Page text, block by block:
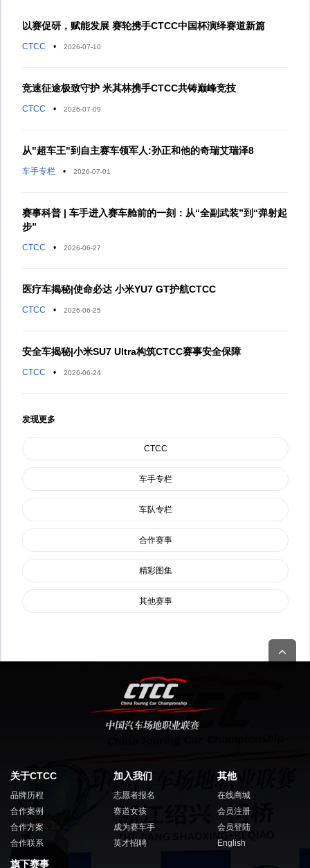
以赛促研，赋能发展 赛轮携手CTCC中国杯演绎赛道新篇
CTCC • 2026-07-10
竞速征途极致守护 米其林携手CTCC共铸巅峰竞技
CTCC • 2026-07-09
从"超车王"到自主赛车领军人:孙正和他的奇瑞艾瑞泽8
车手专栏 • 2026-07-01
赛事科普 | 车手进入赛车舱前的一刻：从“全副武装”到“弹射起
步”
CTCC • 2026-06-27
医疗车揭秘|使命必达 小米YU7 GT护航CTCC
CTCC • 2026-06-25
安全车揭秘|小米SU7 Ultra构筑CTCC赛事安全保障
CTCC • 2026-06-24
发现更多
CTCC
车手专栏
车队专栏
合作赛事
精彩图集
其他赛事
关于CTCC
品牌历程
合作案例
合作方案
合作联系
加入我们
志愿者报名
赛道女孩
成为赛车手
英才招聘
其他
在线商城
会员注册
会员登陆
English
旗下赛事